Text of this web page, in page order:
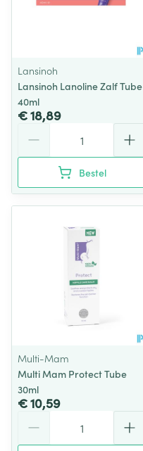
Lansinoh
Lansinoh Lanoline Zalf Tube
40ml
€ 18,89
Bestel
Multi-Mam
Multi Mam Protect Tube
30ml
€ 10,59